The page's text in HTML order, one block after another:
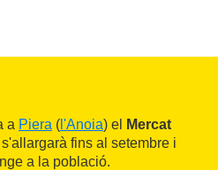
a Piera ( l'Anoia) el
Mercat
s'allargarà fins al setembre i
a la població.